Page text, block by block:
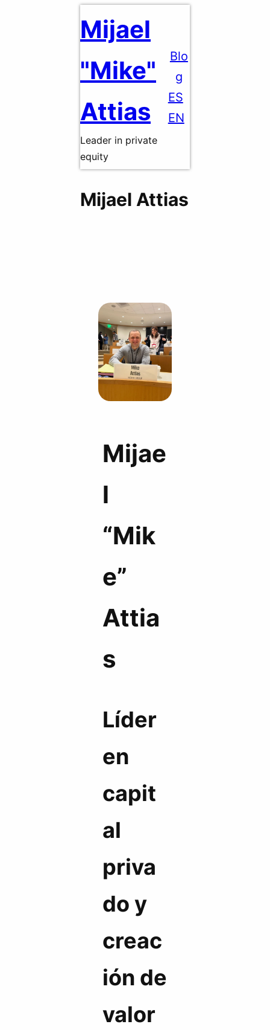
al
Mijael
"Mike"
Attias
Leader in private
equity
Blo
g
ES
EN
Mijael Attias
Mijae
l
“Mik
e”
Attia
s
Líder
en
capit
al
priva
do y
creac
ión de
valor